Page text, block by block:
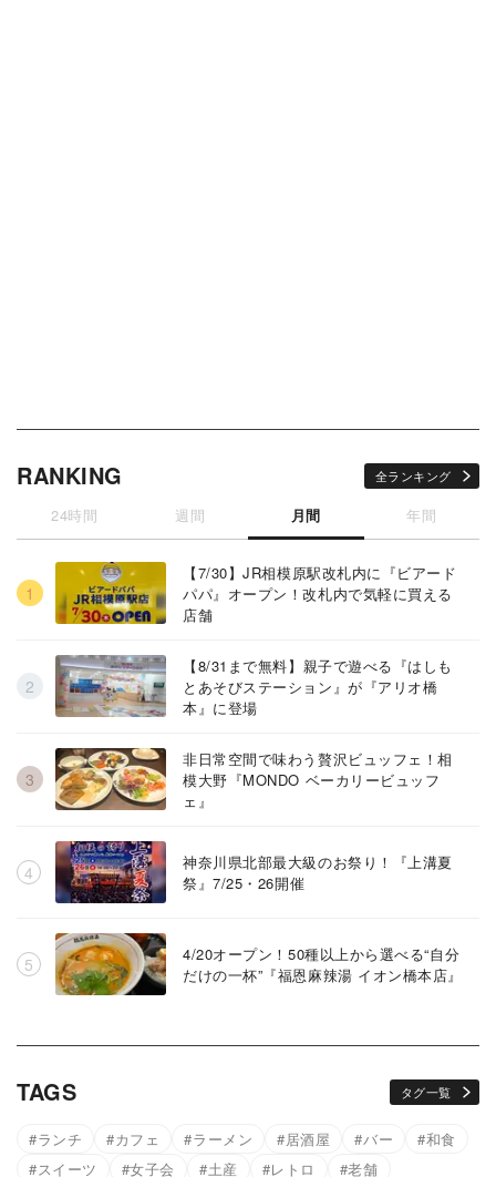
RANKING 全ランキング
24時間 週間 月間 年間
【7/30】JR相模原駅改札内に『ビアード
パパ』オープン！改札内で気軽に買える
店舗
【8/31まで無料】親子で遊べる『はしも
とあそびステーション』が『アリオ橋
本』に登場
非日常空間で味わう贅沢ビュッフェ！相
模大野『MONDO ベーカリービュッフ
ェ』
神奈川県北部最大級のお祭り！『上溝夏
祭』7/25・26開催
4/20オープン！50種以上から選べる“自分
だけの一杯”『福恩麻辣湯 イオン橋本店』
TAGS タグ一覧
ランチ カフェ ラーメン 居酒屋 バー
和食
スイーツ
女子会 土産 レトロ 老舗